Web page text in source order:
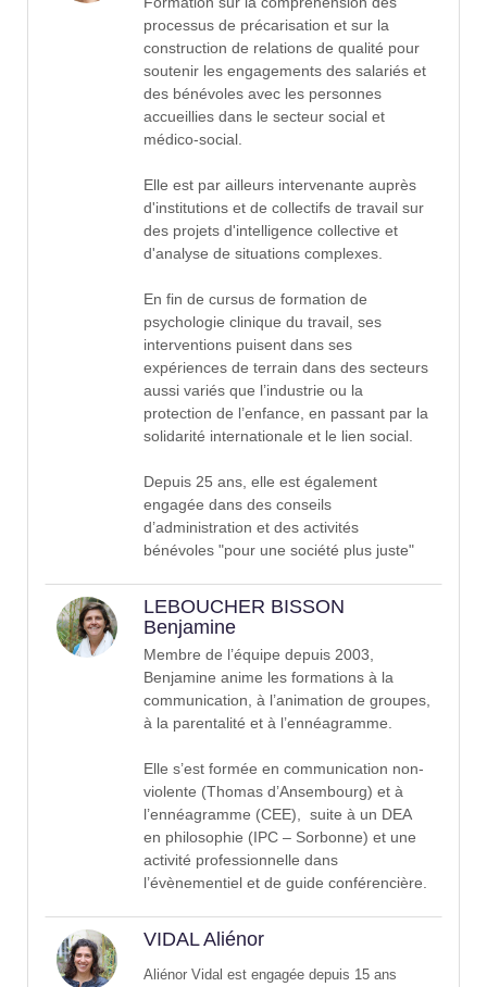
processus de précarisation et sur la
construction de relations de qualité pour
soutenir les engagements des salariés et
des bénévoles avec les personnes
accueillies dans le secteur social et
médico-social.
Elle est par ailleurs intervenante auprès
d'institutions et de collectifs de travail sur
des projets d'intelligence collective et
d'analyse de situations complexes.
En fin de cursus de formation de
psychologie clinique du travail, ses
interventions puisent dans ses
expériences de terrain dans des secteurs
aussi variés que l’industrie ou la
protection de l’enfance, en passant par la
solidarité internationale et le lien social.
Depuis 25 ans, elle est également
engagée dans des conseils
d’administration et des activités
bénévoles "pour une société plus juste"
LEBOUCHER BISSON
Benjamine
Membre de l’équipe depuis 2003,
Benjamine anime les formations à la
communication, à l’animation de groupes,
à la parentalité et à l’ennéagramme.
Elle s’est formée en communication non-
violente (Thomas d’Ansembourg) et à
l’ennéagramme (CEE), suite à un DEA
en philosophie (IPC – Sorbonne) et une
activité professionnelle dans
l’évènementiel et de guide conférencière.
VIDAL Aliénor
Aliénor Vidal est engagée depuis 15 ans